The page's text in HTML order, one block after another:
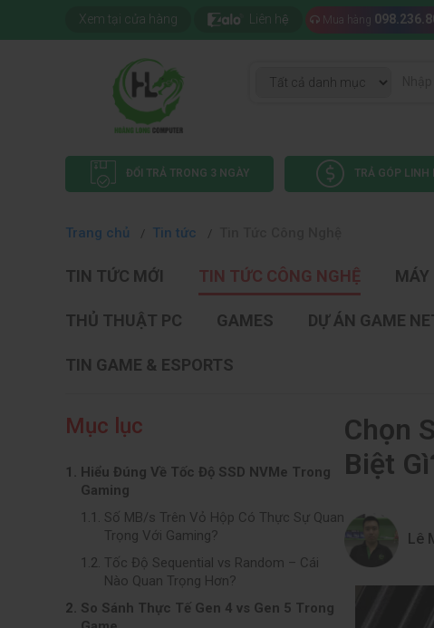
Xem tại cửa hàng Liên hệ Mua hàng
ĐỔI TRẢ TRONG 3 NGÀY TRẢ GÓP LINH
Trang chủ Tin tức
TIN TỨC MỚI TIN TỨC CÔNG NGHỆ MÁY
THỦ THUẬT PC GAMES DỰ ÁN GAME
TIN GAME & ESPORTS
Mục lục
Hiểu Đúng Về Tốc Độ SSD NVMe Trong
Gaming
Số MB/s Trên Vỏ Hộp Có Thực Sự Quan
Trọng Với Gaming?
Tốc Độ Sequential vs Random – Cái
Nào Quan Trọng Hơn?
So Sánh Thực Tế Gen 4 vs Gen 5 Trong
Chọn
Biệt
Lê